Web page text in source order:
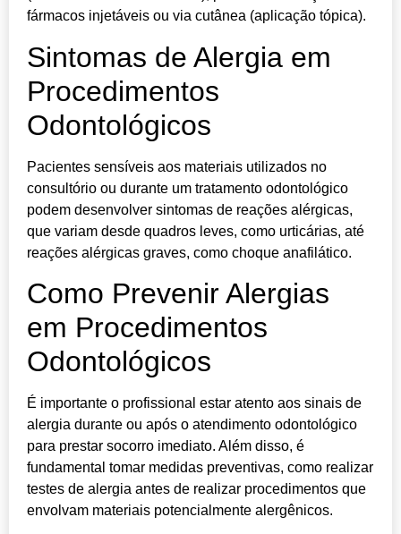
fármacos injetáveis ou via cutânea (aplicação tópica).
Sintomas de Alergia em
Procedimentos
Odontológicos
Pacientes sensíveis aos materiais utilizados no
consultório ou durante um tratamento odontológico
podem desenvolver sintomas de reações alérgicas,
que variam desde quadros leves, como urticárias, até
reações alérgicas graves, como choque anafilático.
Como Prevenir Alergias
em Procedimentos
Odontológicos
É importante o profissional estar atento aos sinais de
alergia durante ou após o atendimento odontológico
para prestar socorro imediato. Além disso, é
fundamental tomar medidas preventivas, como realizar
testes de alergia antes de realizar procedimentos que
envolvam materiais potencialmente alergênicos.